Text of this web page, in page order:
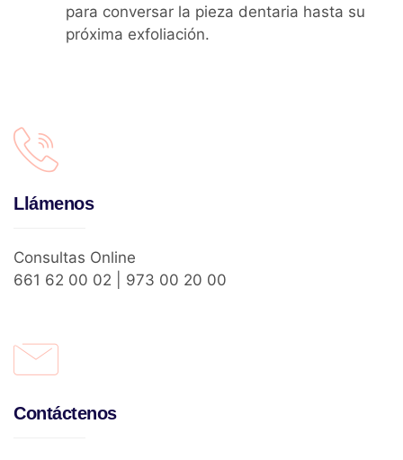
para conversar la pieza dentaria hasta su
próxima exfoliación.
Llámenos
Consultas Online
661 62 00 02 | 973 00 20 00
Contáctenos